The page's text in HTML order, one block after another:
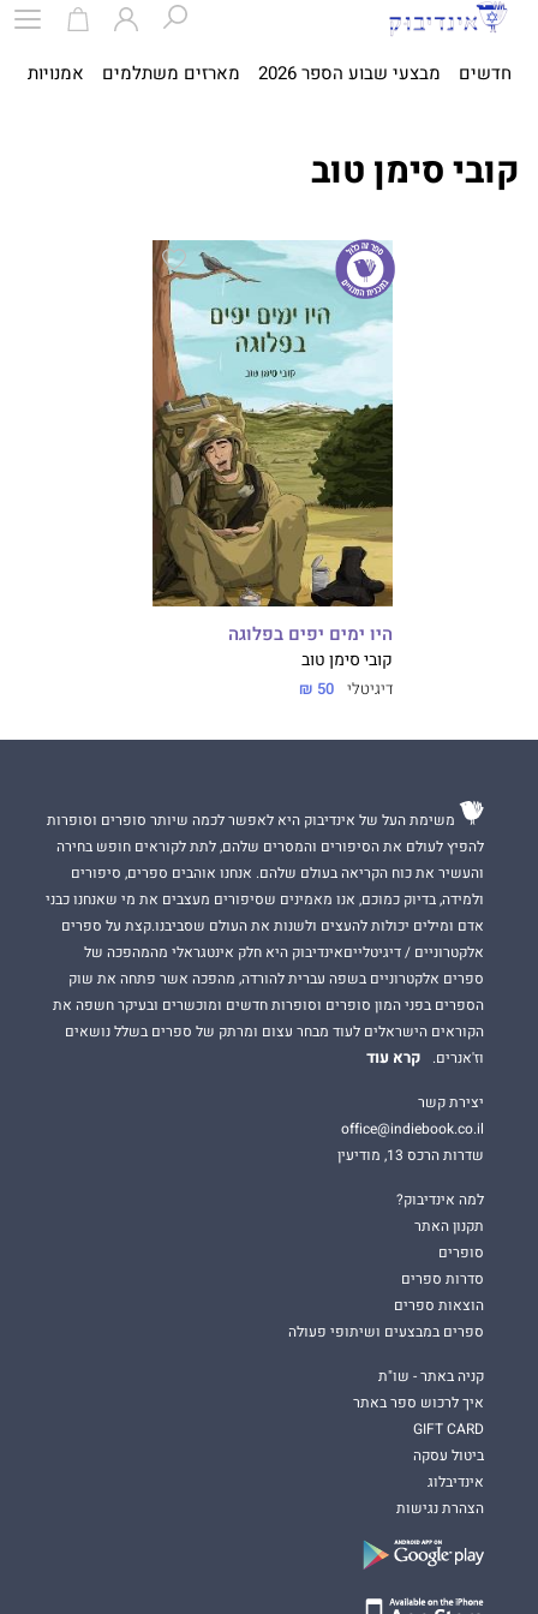
חדשים מבצעי שבוע הספר 2026 מארזים משתלמים אמנויות
קובי סימן טוב
היו ימים יפים בפלוגה
קובי סימן טוב
דיגיטלי 50 ₪
משימת העל של אינדיבוק היא לאפשר לכמה שיותר סופרים וסופרות
להפיץ לעולם את הסיפורים והמסרים שלהם, לתת לקוראים חופש בחירה
והעשיר את כוח הקריאה בעולם שלהם. אנחנו אוהבים ספרים, סיפורים
ולמידה, בדיוק כמוכם, אנו מאמינים שסיפורים מעצבים את מי שאנחנו כבני
אדם ומילים יכולות להעצים ולשנות את העולם שסביבנו.קצת על ספרים
אלקטרוניים / דיגיטלייםאינדיבוק היא חלק אינטגראלי מהמהפכה של
ספרים אלקטרוניים בשפה עברית להורדה, מהפכה אשר פתחה את שוק
הספרים בפני המון סופרים וסופרות חדשים ומוכשרים ובעיקר חשפה את
הקוראים הישראלים לעוד מבחר עצום ומרתק של ספרים בשלל נושאים
וז'אנרים.
קרא עוד
יצירת קשר
office@indiebook.co.il
שדרות הרכס 13, מודיעין
למה אינדיבוק?
תקנון האתר
סופרים
סדרות ספרים
הוצאות ספרים
ספרים במבצעים ושיתופי פעולה
קניה באתר - שו"ת
איך לרכוש ספר באתר
GIFT CARD
ביטול עסקה
אינדיבלוג
הצהרת נגישות